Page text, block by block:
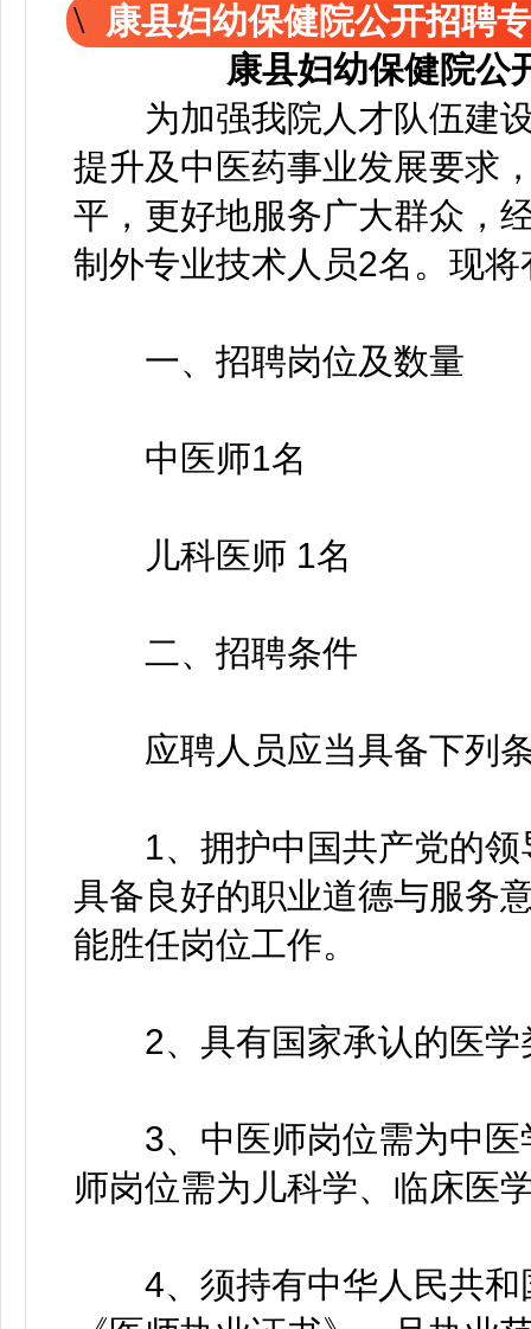
康县妇幼保健院公开招聘
康县妇幼保健院公
为加强我院人才队伍建设
提升及中医药事业发展要求
平，更好地服务广大群众，
制外专业技术人员2名。现
一、招聘岗位及数量
中医师1名
儿科医师 1名
二、招聘条件
应聘人员应当具备下列
1、拥护中国共产党的领
具备良好的职业道德与服务
能胜任岗位工作。
2、具有国家承认的医学
3、中医师岗位需为中医
师岗位需为儿科学、临床医
4、须持有中华人民共和